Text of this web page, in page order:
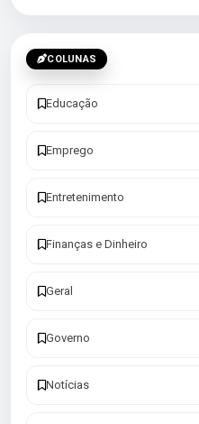
COLUNAS
Educação
Emprego
Entretenimento
Finanças e Dinheiro
Geral
Governo
Notícias